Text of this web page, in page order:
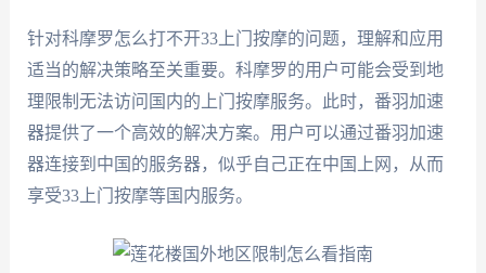
针对科摩罗怎么打不开33上门按摩的问题，理解和应用
适当的解决策略至关重要。科摩罗的用户可能会受到地
理限制无法访问国内的上门按摩服务。此时，番羽加速
器提供了一个高效的解决方案。用户可以通过番羽加速
器连接到中国的服务器，似乎自己正在中国上网，从而
享受33上门按摩等国内服务。